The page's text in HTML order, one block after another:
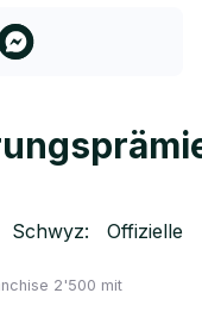
Schwyz: Offizielle
2'500 mit